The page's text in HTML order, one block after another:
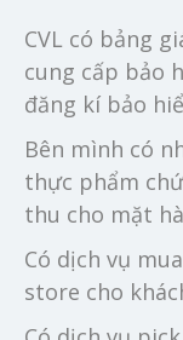
CVL có bảng
cung cấp bảo
đăng kí bảo
Bên mình có
thực phẩm
thu cho mặt
Có dịch vụ
store cho